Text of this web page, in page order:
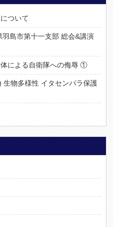
ついて
島市第十一支部 総会&講演
による自衛隊への侮辱 ①
物多様性 イタセンパラ保護